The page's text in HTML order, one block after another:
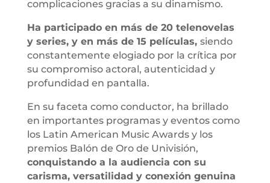
complicaciones gracias a su dinamismo.
Ha participado en más de 20 telenovelas
y series, y en más de 15 películas, siendo
constantemente elogiado por la crítica por
su compromiso actoral, autenticidad y
profundidad en pantalla.
En su faceta como conductor, ha brillado
en importantes programas y eventos como
los Latin American Music Awards y los
premios Balón de Oro de Univisión,
conquistando a la audiencia con su
carisma, versatilidad y conexión genuina